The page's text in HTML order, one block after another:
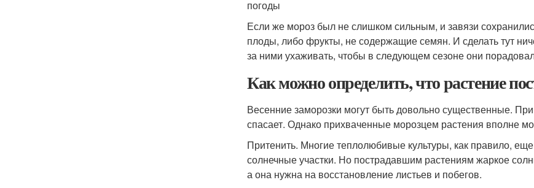
погоды
Если же мороз был не слишком сильным, и завязи
плоды, либо фрукты, не содержащие семян. И сделать тут
за ними ухаживать, чтобы в следующем сезоне они
Как можно определить, что растение
Весенние заморозки могут быть довольно существенные.
спасает. Однако прихваченные морозцем растения вполне
Притенить. Многие теплолюбивые культуры, как правило,
солнечные участки. Но пострадавшим растениям жаркое
а она нужна на восстановление листьев и побегов.